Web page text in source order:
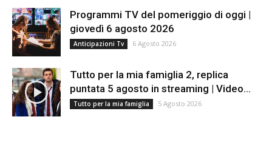
Programmi TV del pomeriggio di oggi |
giovedì 6 agosto 2026
Anticipazioni Tv 6 Agosto 2026
Tutto per la mia famiglia 2, replica
puntata 5 agosto in streaming | Video...
Tutto per la mia famiglia 5 Agosto 2026